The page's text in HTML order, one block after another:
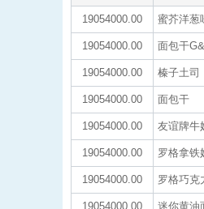
19054000.00 蜜芥洋葱
19054000.00 面包干
19054000.00 榛子土司
19054000.00 面包干
19054000.00 友谊牌牛
19054000.00 罗格拿铁
19054000.00 罗格巧克
19054000.00 迷你黄油